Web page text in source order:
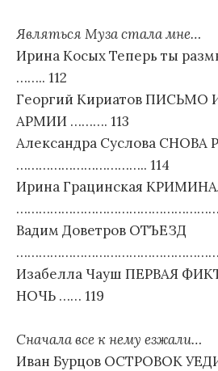
Являться Муза стала мне…
Ирина Косых Теперь ты
…….. 112
Георгий Кириатов
АРМИИ ………. 113
Александра Суслова
…………………………….. 114
Ирина Грацинская
……………………………………………….
Вадим Доветров ОТЪЕЗД
Изабелла Чауш ПЕРВАЯ
НОЧЬ …… 119
Сначала все к нему езжали…
Иван Бурцов ОСТРОВОК